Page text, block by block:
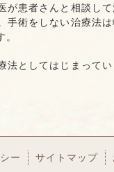
が患者さんと相談し
術をしない治療法
としてはじまって
ー サイトマップ